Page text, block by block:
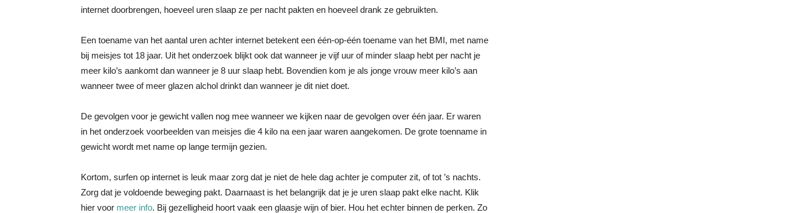
internet doorbrengen, hoeveel uren slaap ze per nacht pakten en hoeveel drank ze gebruikten.
Een toename van het aantal uren achter internet betekent een één-op-één toename van het BMI, met name
bij meisjes tot 18 jaar. Uit het onderzoek blijkt ook dat wanneer je vijf uur of minder slaap hebt per nacht je
meer kilo’s aankomt dan wanneer je 8 uur slaap hebt. Bovendien kom je als jonge vrouw meer kilo’s aan
wanneer twee of meer glazen alchol drinkt dan wanneer je dit niet doet.
De gevolgen voor je gewicht vallen nog mee wanneer we kijken naar de gevolgen over één jaar. Er waren
in het onderzoek voorbeelden van meisjes die 4 kilo na een jaar waren aangekomen. De grote toenname in
gewicht wordt met name op lange termijn gezien.
Kortom, surfen op internet is leuk maar zorg dat je niet de hele dag achter je computer zit, of tot ’s nachts.
Zorg dat je voldoende beweging pakt. Daarnaast is het belangrijk dat je je uren slaap pakt elke nacht. Klik
hier voor meer info. Bij gezelligheid hoort vaak een glaasje wijn of bier. Hou het echter binnen de perken. Zo